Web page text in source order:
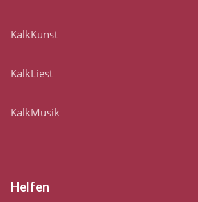
KalkKunst
KalkLiest
KalkMusik
Helfen